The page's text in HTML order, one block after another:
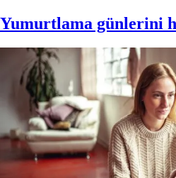
Yumurtlama günlerini